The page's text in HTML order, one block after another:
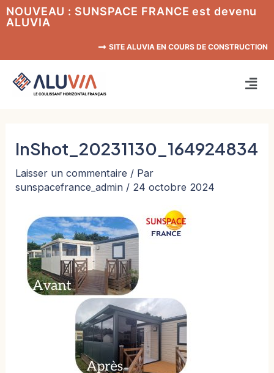
Aller
au
NOUVEAU : SUNSPACE FRANCE est devenu
ALUVIA
SITE ALUVIA EN COURS DE CONSTRUCTION
InShot_20231130_164924834
Laisser un commentaire / Par
sunspacefrance_admin / 24 octobre 2024